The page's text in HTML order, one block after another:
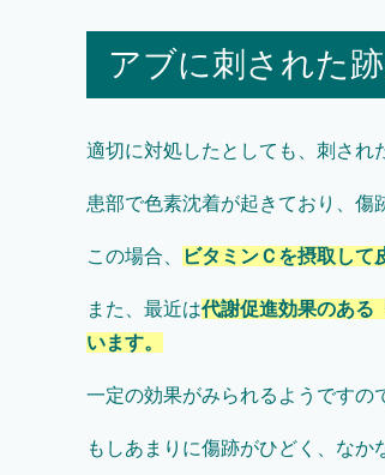
アブに刺された
適切に対処したとしても、刺され
患部で色素沈着が起きており、傷
この場合、 ビタミンＣを摂取して
また、最近は代謝促進効果のある
います。
一定の効果がみられるようですの
もしあまりに傷跡がひどく、なか